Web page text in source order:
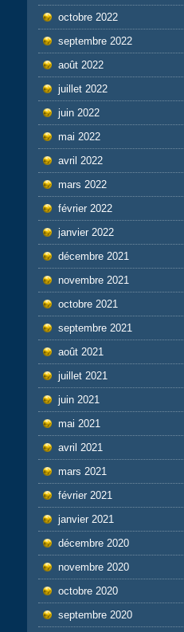
octobre 2022
septembre 2022
août 2022
juillet 2022
juin 2022
mai 2022
avril 2022
mars 2022
février 2022
janvier 2022
décembre 2021
novembre 2021
octobre 2021
septembre 2021
août 2021
juillet 2021
juin 2021
mai 2021
avril 2021
mars 2021
février 2021
janvier 2021
décembre 2020
novembre 2020
octobre 2020
septembre 2020